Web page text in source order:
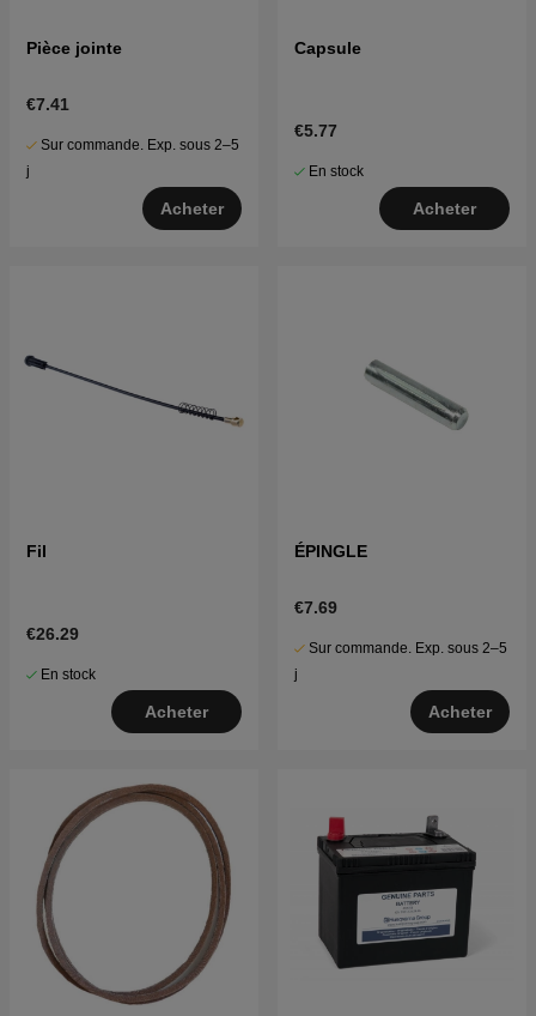
Pièce jointe
€7.41
Sur commande. Exp. sous 2–5
j
Acheter
Capsule
€5.77
En stock
Acheter
Fil
€26.29
En stock
Acheter
ÉPINGLE
€7.69
Sur commande. Exp. sous 2–5
j
Acheter